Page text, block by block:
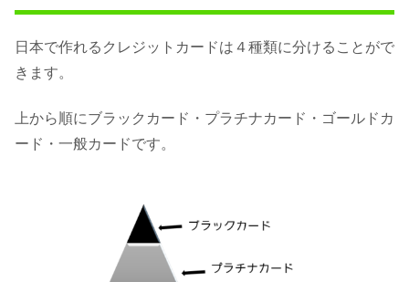
日本で作れるクレジットカードは４種類に分けることがで
きます。
上から順にブラックカード・プラチナカード・ゴールドカ
ード・一般カードです。